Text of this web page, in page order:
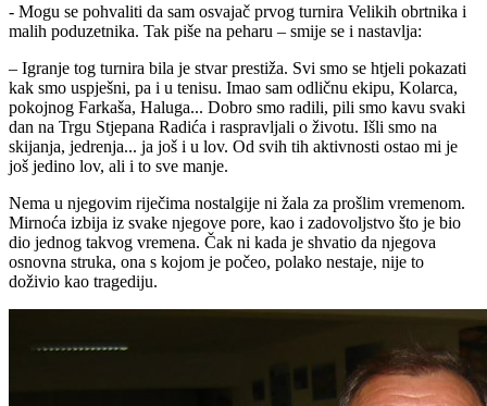
- Mogu se pohvaliti da sam osvajač prvog turnira Velikih obrtnika i
malih poduzetnika. Tak piše na peharu – smije se i nastavlja:
– Igranje tog turnira bila je stvar prestiža. Svi smo se htjeli pokazati
kak smo uspješni, pa i u tenisu. Imao sam odličnu ekipu, Kolarca,
pokojnog Farkaša, Haluga... Dobro smo radili, pili smo kavu svaki
dan na Trgu Stjepana Radića i raspravljali o životu. Išli smo na
skijanja, jedrenja... ja još i u lov. Od svih tih aktivnosti ostao mi je
još jedino lov, ali i to sve manje.
Nema u njegovim riječima nostalgije ni žala za prošlim vremenom.
Mirnoća izbija iz svake njegove pore, kao i zadovoljstvo što je bio
dio jednog takvog vremena. Čak ni kada je shvatio da njegova
osnovna struka, ona s kojom je počeo, polako nestaje, nije to
doživio kao tragediju.